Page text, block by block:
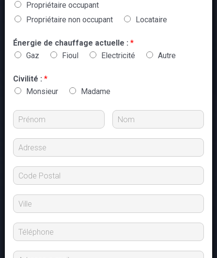
Propriétaire occupant
Propriétaire non occupant
Locataire
Énergie de chauffage actuelle : *
Gaz
Fioul Electricité Autre
Civilité : *
Monsieur
Madame